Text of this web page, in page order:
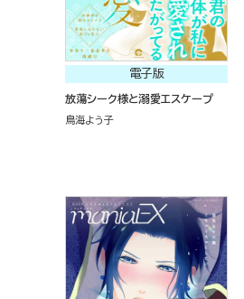
電子版
放蕩シーク様と溺愛エスケープ
鳥海よう子